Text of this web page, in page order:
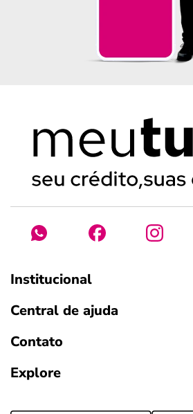
Institucional
Central de ajuda
Contato
Explore